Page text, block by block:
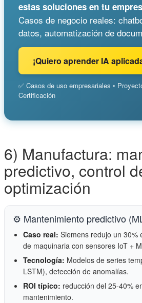
estas soluciones en tu
Casos de negocio reales:
datos, automatización de
¡Quiero aprender IA
✅ Casos de uso empresariales •
Certificación
6) Manufactura:
predictivo, control
optimización
⚙️ Mantenimiento predictivo
Caso real: Siemens redujo un 30%
de maquinaria con sensores IoT +
Tecnología: Modelos de series
LSTM), detección de anomalías.
ROI típico: reducción del 25-40%
mantenimiento.